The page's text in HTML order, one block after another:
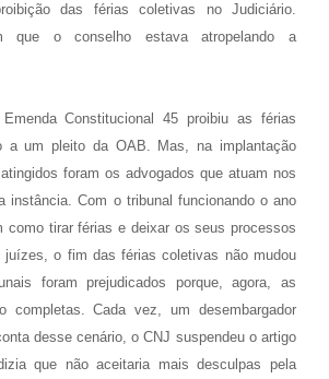
das férias coletivas no Judiciário.
que o conselho estava atropelando a
Constitucional 45 proibiu as férias
a um pleito da OAB. Mas, na implantação
foram os advogados que atuam nos
instância. Com o tribunal funcionando o ano
como tirar férias e deixar os seus processos
juízes, o fim das férias coletivas não mudou
foram prejudicados porque, agora, as
completas. Cada vez, um desembargador
desse cenário, o CNJ suspendeu o artigo
que não aceitaria mais desculpas pela